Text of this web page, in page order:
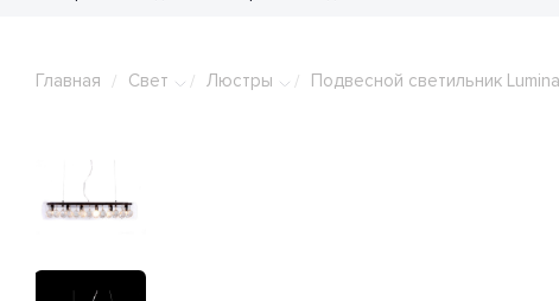
Главная / Свет / Люстры / Подвесной светильник